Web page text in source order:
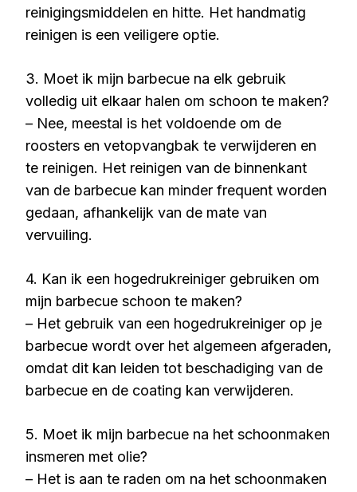
reinigingsmiddelen en hitte. Het handmatig
reinigen is een veiligere optie.
3. Moet ik mijn barbecue na elk gebruik
volledig uit elkaar halen om schoon te maken?
– Nee, meestal is het voldoende om de
roosters en vetopvangbak te verwijderen en
te reinigen. Het reinigen van de binnenkant
van de barbecue kan minder frequent worden
gedaan, afhankelijk van de mate van
vervuiling.
4. Kan ik een hogedrukreiniger gebruiken om
mijn barbecue schoon te maken?
– Het gebruik van een hogedrukreiniger op je
barbecue wordt over het algemeen afgeraden,
omdat dit kan leiden tot beschadiging van de
barbecue en de coating kan verwijderen.
5. Moet ik mijn barbecue na het schoonmaken
insmeren met olie?
– Het is aan te raden om na het schoonmaken